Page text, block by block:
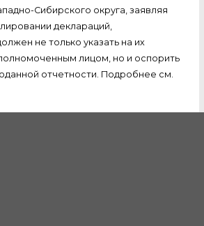
Сибирского округа, заявляя
деклараций,
не только указать на их
лицом, но и оспорить
отчетности. Подробнее см.